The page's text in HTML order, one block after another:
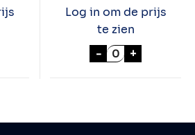
18 YEARS 70cl aantal
Log in om de prijs
te zien
- MARTELL
+